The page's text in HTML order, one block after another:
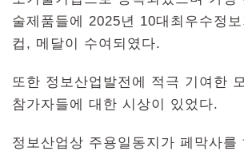
술제품들에 2025년 10대최우수정
컵, 메달이 수여되였다.
또한 정보산업발전에 적극 기여한
참가자들에 대한 시상이 있었다.
정보산업상 주용일동지가 페막사를